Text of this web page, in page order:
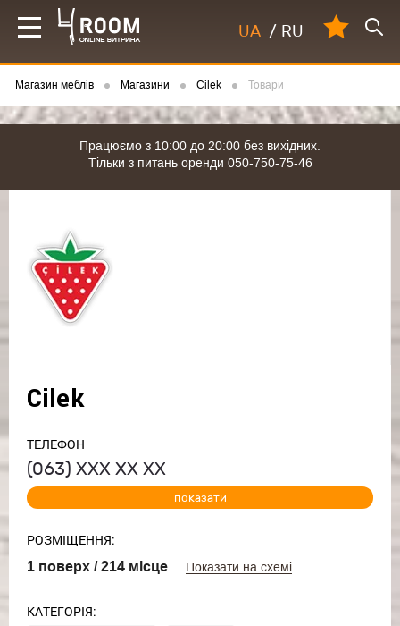
UA / RU
Магазин меблів Магазини Cilek Товари
Працюємо з 10:00 до 20:00 без вихідних.
Тільки з питань оренди 050-750-75-46
Cilek
ТЕЛЕФОН
(063) ХХХ ХХ ХХ
показати
РОЗМІЩЕННЯ:
1 поверх / 214 місце Показати на схемі
КАТЕГОРІЯ: